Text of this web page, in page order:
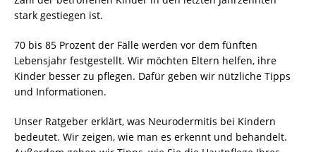
stark gestiegen ist.
70 bis 85 Prozent der Fälle werden vor dem fünften
Lebensjahr festgestellt. Wir möchten Eltern helfen, ihre
Kinder besser zu pflegen. Dafür geben wir nützliche Tipps
und Informationen.
Unser Ratgeber erklärt, was Neurodermitis bei Kindern
bedeutet. Wir zeigen, wie man es erkennt und behandelt.